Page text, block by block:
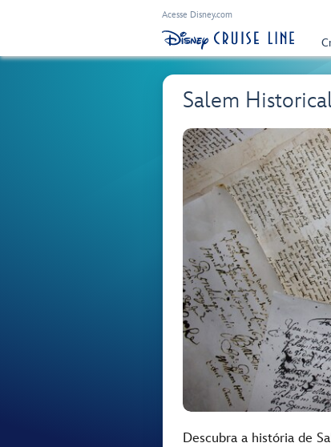
Acesse Disney.com
Salem
Descubra a história de